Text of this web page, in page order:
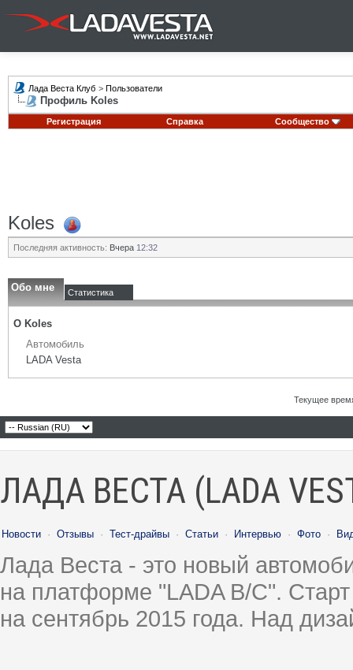
Лада Веста Клуб > Пользователи
Профиль Koles
Регистрация Справка Сообщество
Koles
Последняя активность: Вчера 12:32
Обо мне Статистика
О Koles
Автомобиль
LADA Vesta
Текущее
ЛАДА ВЕСТА (LADA
Новости · Отзывы · Тест-драйвы · Статьи · Интервью · Фото ·
Лада Веста - это новый
на платформе "LADA B/C".
на сентябрь 2015 года. Над